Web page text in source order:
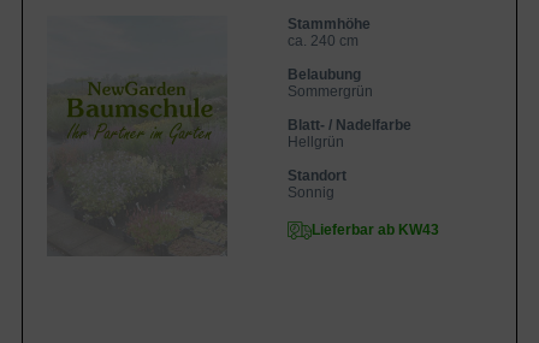
Stammhöhe
ca. 240 cm
Belaubung
Sommergrün
Blatt- / Nadelfarbe
Hellgrün
Standort
Sonnig
Lieferbar ab KW43